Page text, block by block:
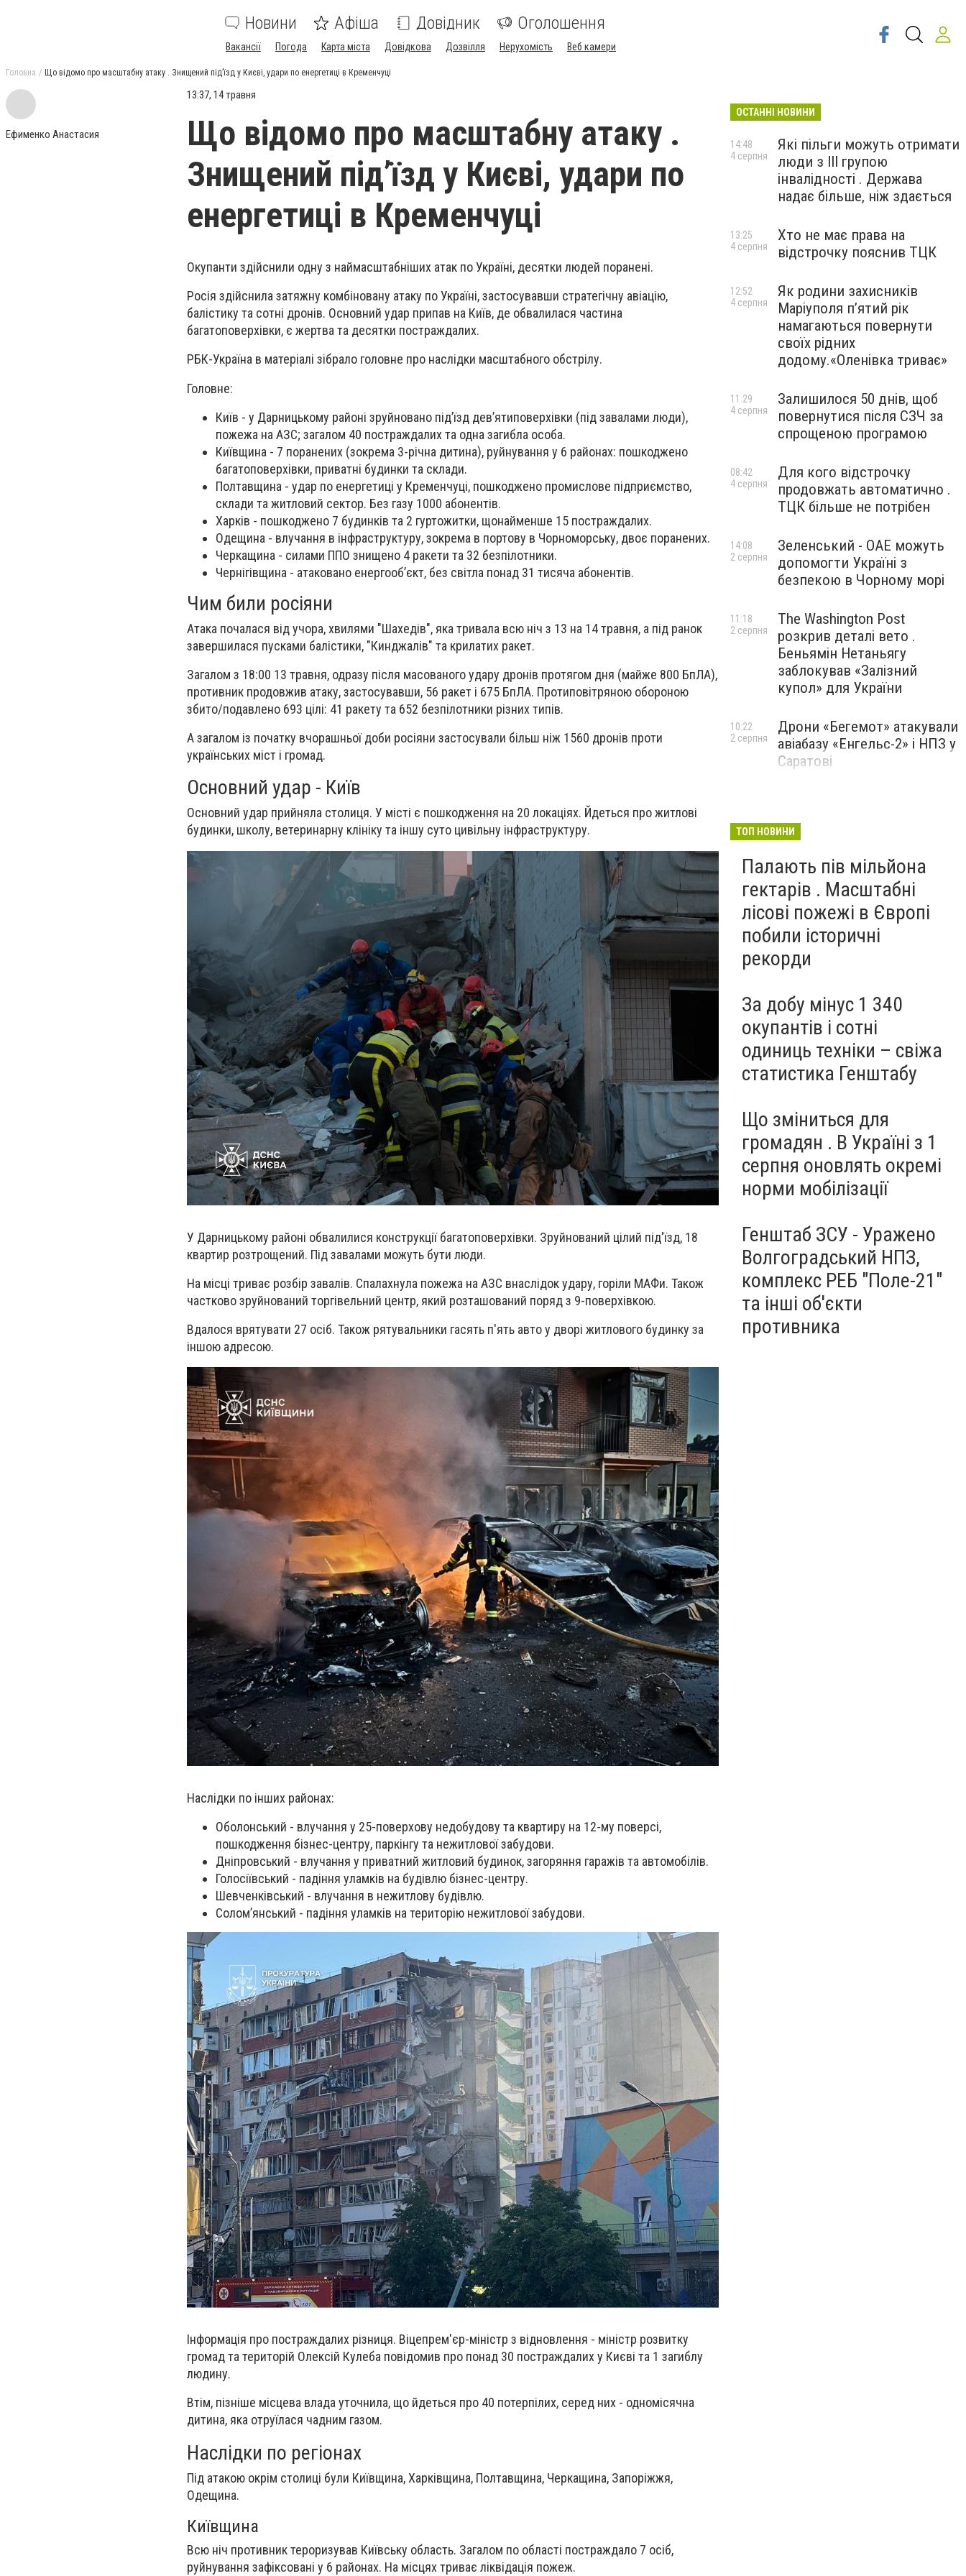
Новини Афіша Довідник Оголошення
Вакансії Погода Карта міста Довідкова Дозвілля Нерухомість Веб камери
Головна Що відомо про масштабну атаку . Знищений під’їзд у Києві, удари по енергетиці в Кременчуці
Ефименко Анастасия
13:37, 14 травня
Що відомо про масштабну атаку .
Знищений під’їзд у Києві, удари по
енергетиці в Кременчуці
Окупанти здійснили одну з наймасштабніших атак по Україні, десятки людей поранені.
Росія здійснила затяжну комбіновану атаку по Україні, застосувавши стратегічну авіацію,
балістику та сотні дронів. Основний удар припав на Київ, де обвалилася частина
багатоповерхівки, є жертва та десятки постраждалих.
РБК-Україна в матеріалі зібрало головне про наслідки масштабного обстрілу.
Головне:
Київ - у Дарницькому районі зруйновано під’їзд дев’ятиповерхівки (під завалами люди),
пожежа на АЗС; загалом 40 постраждалих та одна загибла особа.
Київщина - 7 поранених (зокрема 3-річна дитина), руйнування у 6 районах: пошкоджено
багатоповерхівки, приватні будинки та склади.
Полтавщина - удар по енергетиці у Кременчуці, пошкоджено промислове підприємство,
склади та житловий сектор. Без газу 1000 абонентів.
Харків - пошкоджено 7 будинків та 2 гуртожитки, щонайменше 15 постраждалих.
Одещина - влучання в інфраструктуру, зокрема в портову в Чорноморську, двоє поранених.
Черкащина - силами ППО знищено 4 ракети та 32 безпілотники.
Чернігівщина - атаковано енергооб’єкт, без світла понад 31 тисяча абонентів.
Чим били росіяни
Атака почалася від учора, хвилями "Шахедів", яка тривала всю ніч з 13 на 14 травня, а під ранок
завершилася пусками балістики, "Кинджалів" та крилатих ракет.
Загалом з 18:00 13 травня, одразу після масованого удару дронів протягом дня (майже 800 БпЛА),
противник продовжив атаку, застосувавши, 56 ракет і 675 БпЛА. Протиповітряною обороною
збито/подавлено 693 цілі: 41 ракету та 652 безпілотники різних типів.
А загалом із початку вчорашньої доби росіяни застосували більш ніж 1560 дронів проти
українських міст і громад.
Основний удар - Київ
Основний удар прийняла столиця. У місті є пошкодження на 20 локаціях. Йдеться про житлові
будинки, школу, ветеринарну клініку та іншу суто цивільну інфраструктуру.
У Дарницькому районі обвалилися конструкції багатоповерхівки. Зруйнований цілий під'їзд, 18
квартир розтрощений. Під завалами можуть бути люди.
На місці триває розбір завалів. Спалахнула пожежа на АЗС внаслідок удару, горіли МАФи. Також
частково зруйнований торгівельний центр, який розташований поряд з 9-поверхівкою.
Вдалося врятувати 27 осіб. Також рятувальники гасять п'ять авто у дворі житлового будинку за
іншою адресою.
Наслідки по інших районах:
Оболонський - влучання у 25-поверхову недобудову та квартиру на 12-му поверсі,
пошкодження бізнес-центру, паркінгу та нежитлової забудови.
Дніпровський - влучання у приватний житловий будинок, загоряння гаражів та автомобілів.
Голосіївський - падіння уламків на будівлю бізнес-центру.
Шевченківський - влучання в нежитлову будівлю.
Соломʼянський - падіння уламків на територію нежитлової забудови.
Інформація про постраждалих різниця. Віцепрем'єр-міністр з відновлення - міністр розвитку
громад та територій Олексій Кулеба повідомив про понад 30 постраждалих у Києві та 1 загиблу
людину.
Втім, пізніше місцева влада уточнила, що йдеться про 40 потерпілих, серед них - одномісячна
дитина, яка отруїлася чадним газом.
Наслідки по регіонах
Під атакою окрім столиці були Київщина, Харківщина, Полтавщина, Черкащина, Запоріжжя,
Одещина.
Київщина
Всю ніч противник тероризував Київську область. Загалом по області постраждало 7 осіб,
руйнування зафіксовані у 6 районах. На місцях триває ліквідація пожеж.
ОСТАННІ НОВИНИ
Які пільги можуть отримати
люди з III групою
інвалідності . Держава
надає більше, ніж здається
14:48
4 серпня
Хто не має права на
відстрочку пояснив ТЦК
13:25
4 серпня
Як родини захисників
Маріуполя пʼятий рік
намагаються повернути
своїх рідних
додому.«Оленівка триває»
12:52
4 серпня
Залишилося 50 днів, щоб
повернутися після СЗЧ за
спрощеною програмою
11:29
4 серпня
Для кого відстрочку
продовжать автоматично .
ТЦК більше не потрібен
08:42
4 серпня
Зеленський - ОАЕ можуть
допомогти Україні з
безпекою в Чорному морі
14:08
2 серпня
The Washington Post
розкрив деталі вето .
Беньямін Нетаньягу
заблокував «Залізний
купол» для України
11:18
2 серпня
Дрони «Бегемот» атакували
авіабазу «Енгельс-2» і НПЗ у
Саратові
10:22
2 серпня
ТОП НОВИНИ
Палають пів мільйона
гектарів . Масштабні
лісові пожежі в Європі
побили історичні
рекорди
За добу мінус 1 340
окупантів і сотні
одиниць техніки – свіжа
статистика Генштабу
Що зміниться для
громадян . В Україні з 1
серпня оновлять окремі
норми мобілізації
Генштаб ЗСУ - Уражено
Волгоградський НПЗ,
комплекс РЕБ "Поле-21"
та інші об'єкти
противника